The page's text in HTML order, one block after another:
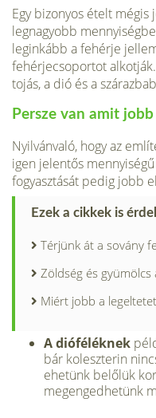
Egy bizonyos ételt mégis
legnagyobb
leginkább a fehérje
fehérjecsoportot
tojás, a dió és a
Persze van amit
Nyilvánvaló, hogy az
igen jelentős
fogyasztását pedig jobb
Ezek a cikkek is
Térjünk át a sovány
Zöldség és
Miért jobb a
A dióféléknek
bár koleszterin
ehetünk belőlük
megengedhetünk